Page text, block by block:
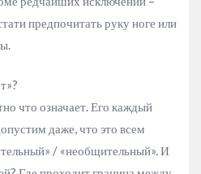
предпочитать руку ноге или
что означает. Его каждый
даже, что это всем
/ «необщительный». И